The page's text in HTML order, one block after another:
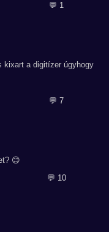
💬 1
kixart a digitízer úgyhogy
💬 7
😊
💬 10